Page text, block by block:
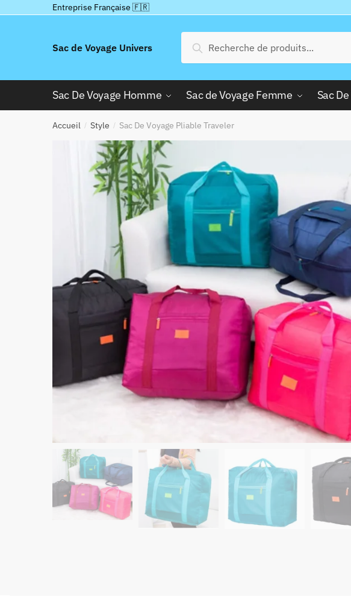
Entreprise Française 🇫🇷
Sac de Voyage Univers
pour :
Recherche
Sac De Voyage Homme Sac de Voyage Femme Sac
Accueil / Style / Sac De Voyage Pliable Traveler